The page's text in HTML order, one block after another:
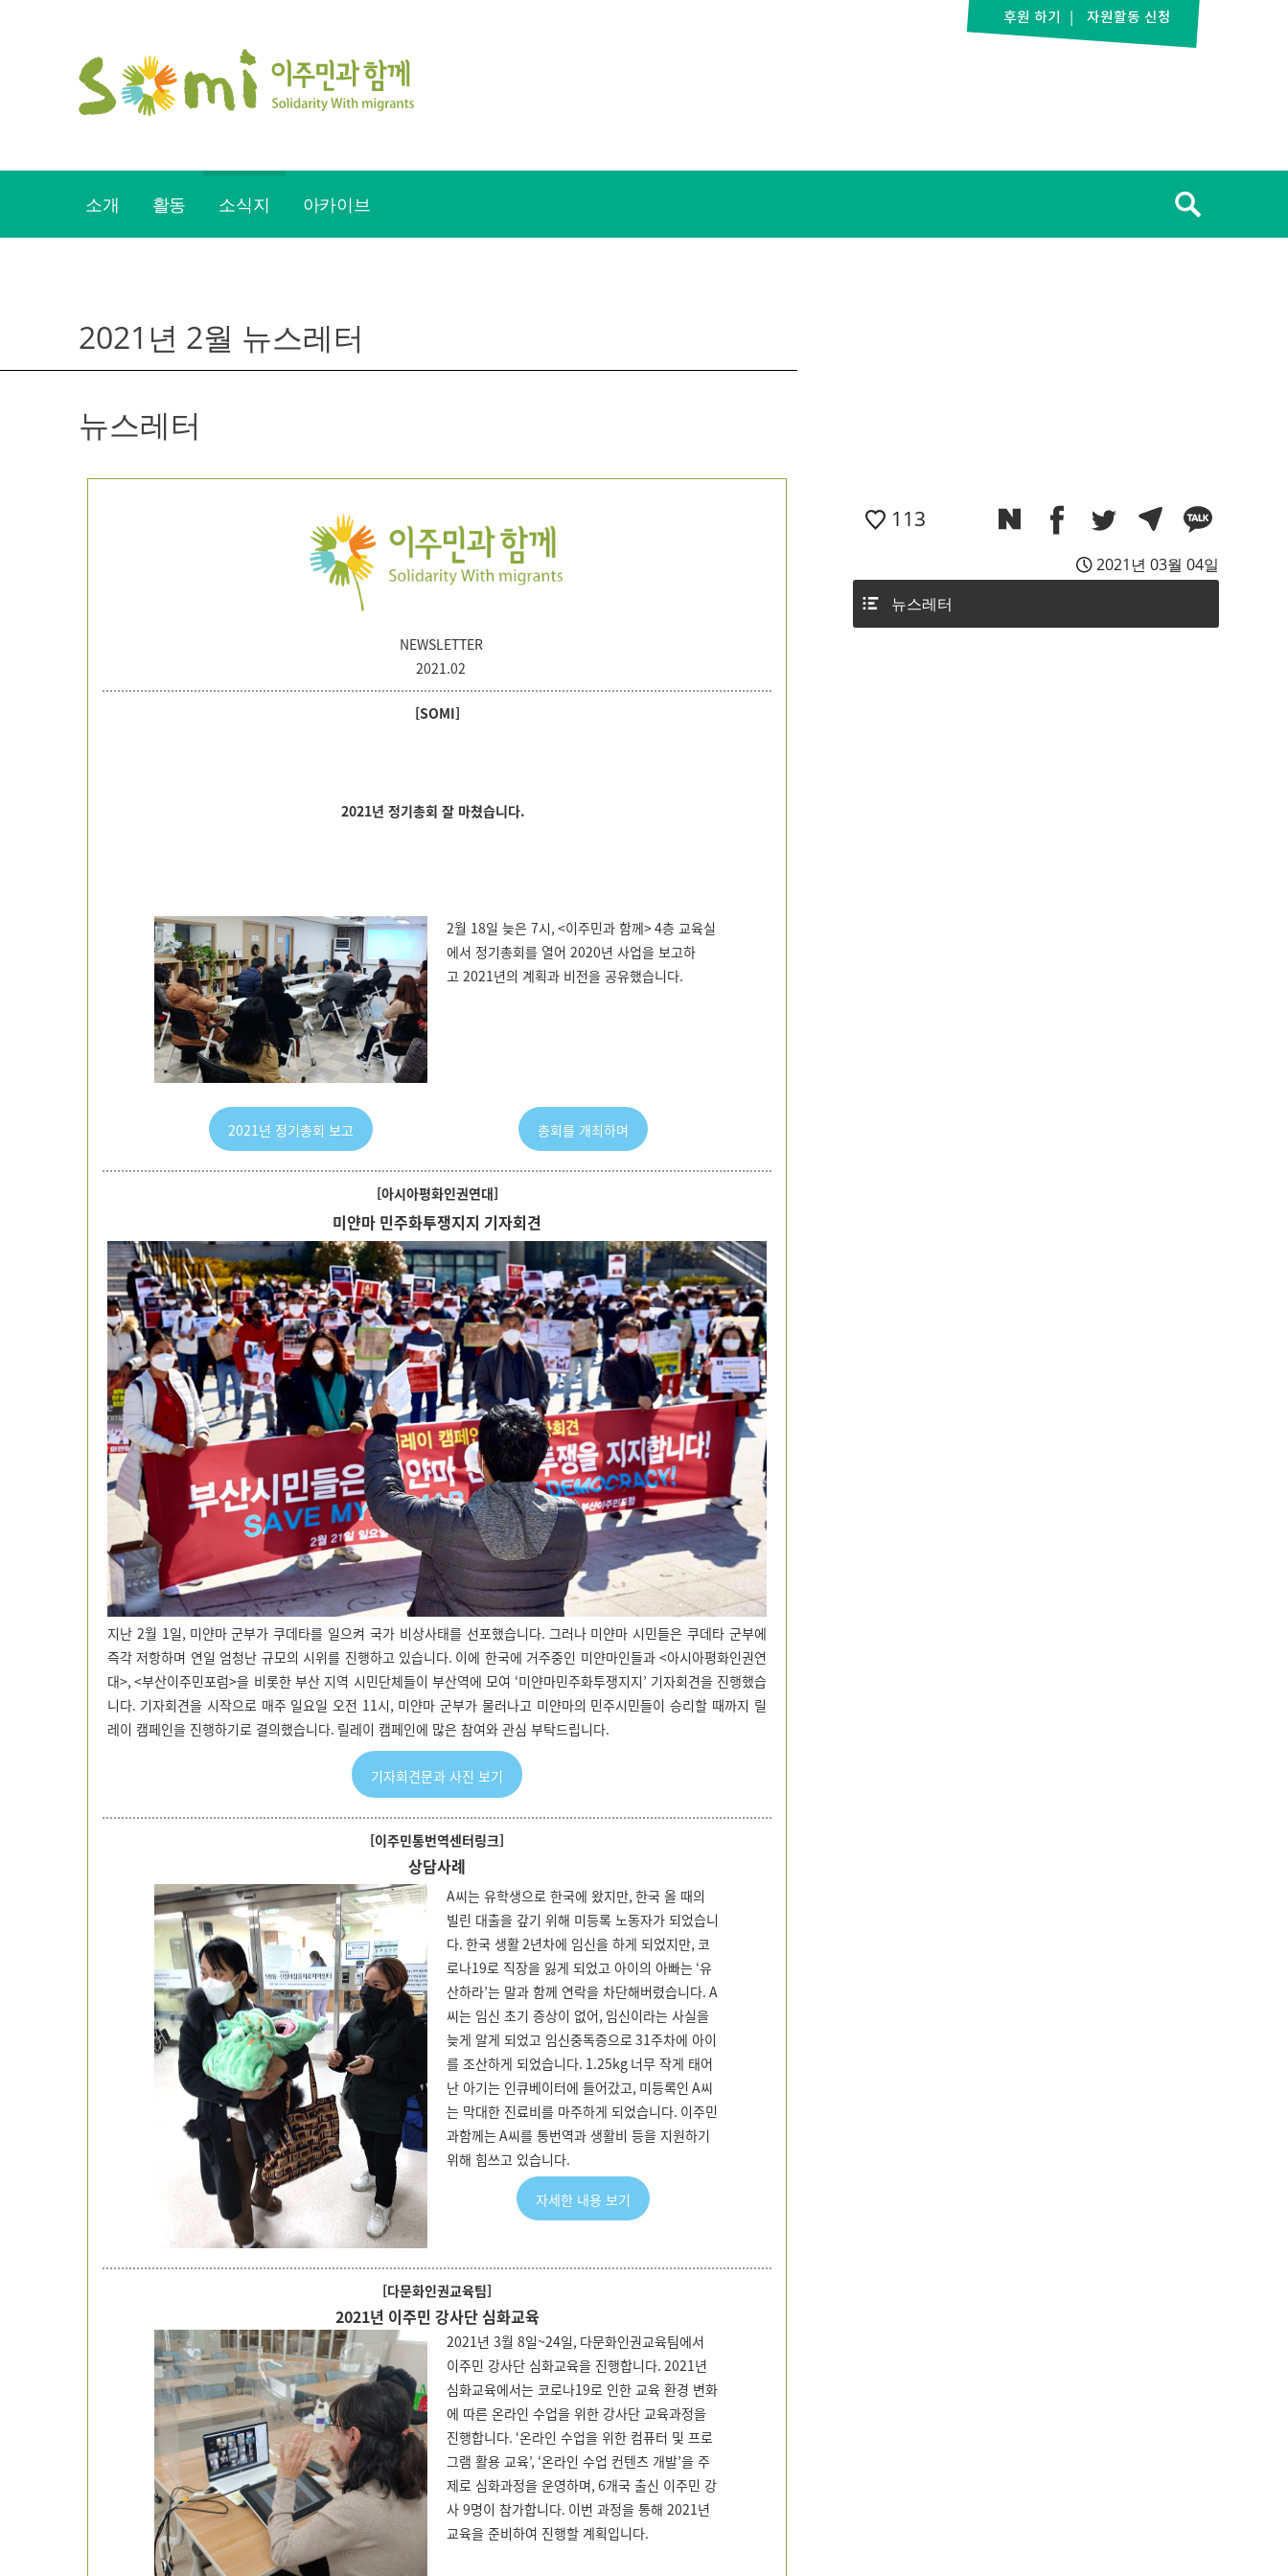
후원 하기 자원활동 신청
소개 활동 소식지 아카이브
2021년 2월 뉴스레터
뉴스레터
NEWSLETTER
2021.02
[SOMI]
2021년 정기총회 잘 마쳤습니다.
2월 18일 늦은 7시, <이주민과 함께> 4층 교육실
에서 정기총회를 열어 2020년 사업을 보고하
고 2021년의 계획과 비전을 공유했습니다.
2021년 정기총회 보고 총회를 개최하며
[아시아평화인권연대]
미얀마 민주화투쟁지지 기자회견
지난 2월 1 일, 미얀마 군부가 쿠데타를 일으켜 국가 비상사태를 선포했습니다. 그러나 미얀마 시민들은 쿠데타 군부에
즉각 저항하며 연일 엄청난 규모의 시위를 진행하고 있습니다. 이에 한국에 거주중인 미얀마인들과<아시아평화인권연
대>, <부산이주민포럼>을 비롯한 부산 지역 시민단체들이 부산역에 모여 ‘미얀마민주화투쟁지지’ 기자회견을 진행했습
니다. 기자회견을 시작으로 매주 일요일 오전 11시, 미얀마 군부가 물러나고 미얀마의 민주시민들이 승리할 때까지 릴
레이 캠페인을 진행하기로 결의했습니다. 릴레이 캠페인에 많은 참여와 관심 부탁드립니다.
기자회견문과 사진 보기
[이주민통번역센터링크]
상담사례
A씨는 유학생으로 한국에 왔지만, 한국 올 때의
빌린 대출을 갚기 위해 미등록 노동자가 되었습니
다. 한국 생활2년차에 임신을 하게 되었지만, 코
로나19로 직장을 잃게 되었고 아이의 아빠는 ‘유
산하라’는 말과 함께 연락을 차단해버렸습니다. A
씨는 임신 초기 증상이 없어, 임신이라는 사실을
늦게 알게 되었고 임신중독증으로 31주차에 아이
를 조산하게 되었습니다. 1.25kg 너무 작게 태어
난 아기는 인큐베이터에 들어갔고, 미등록인 A씨
는 막대한 진료비를 마주하게 되었습니다. 이주민
과함께는A씨를 통번역과 생활비 등을 지원하기
위해 힘쓰고 있습니다.
자세한 내용 보기
[다문화인권교육팀]
2021년 이주민 강사단 심화교육
2021 년 3월 8일~24일, 다문화인권교육팀에서
이주민 강사단 심화교육을 진행합니다. 2021 년
심화교육에서는 코로나19로 인한 교육 환경 변화
에 따른 온라인 수업을 위한 강사단 교육과정을
진행합니다. ‘온라인 수업을 위한 컴퓨터 및 프로
그램 활용 교육’, ‘온라인 수업 컨텐츠 개발’을 주
제로 심화과정을 운영하며, 6개국 출신 이주민 강
사 9명이 참가합니다. 이번 과정을 통해 2021 년
교육을 준비하여 진행할 계획입니다.
113
2021년 03월 04일
뉴스레터